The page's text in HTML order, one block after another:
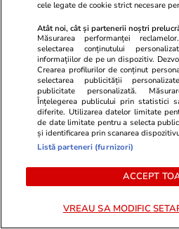
Știri România
Schimbarea la Față a
și superstiții
Horoscop
Horoscop 6 august 2026.
de noi oportunități de
care îi atrag prin
cele legate de cookie strict necesare
Atât noi, cât și partenerii noștri
Măsurarea performanței
selectarea conținutului
informațiilor de pe un dispozitiv.
Crearea profilurilor de conținut
selectarea publicității
publicitate personalizată.
Înțelegerea publicului prin statistici
diferite. Utilizarea datelor limitate
de date limitate pentru a selecta
și identificarea prin scanarea
Listă parteneri (furnizori)
ACCEPT
VREAU SA MODIFIC